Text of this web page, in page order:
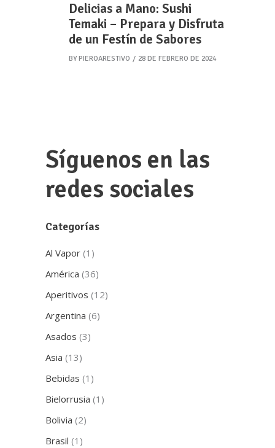
Delicias a Mano: Sushi
Temaki – Prepara y Disfruta
de un Festín de Sabores
BY PIEROARESTIVO 28 DE FEBRERO DE 2024
Síguenos en las
redes sociales
Categorías
Al Vapor (1)
América (36)
Aperitivos (12)
Argentina (6)
Asados (3)
Asia (13)
Bebidas (1)
Bielorrusia (1)
Bolivia (2)
Brasil (1)